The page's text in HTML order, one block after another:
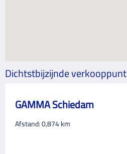
Dichtstbijzijnde verkooppunt
GAMMA Schiedam
Afstand:0,874km